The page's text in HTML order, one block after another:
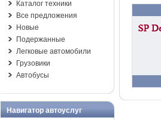
Каталог техники
Все предложения
Новые
Подержанные
Легковые автомобили
Грузовики
Автобусы
Навигатор автоуслуг